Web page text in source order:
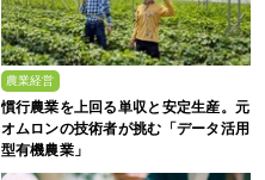
農業経営
慣行農業を上回る単収と安定生産。元
オムロンの技術者が挑む「データ活用
型有機農業」